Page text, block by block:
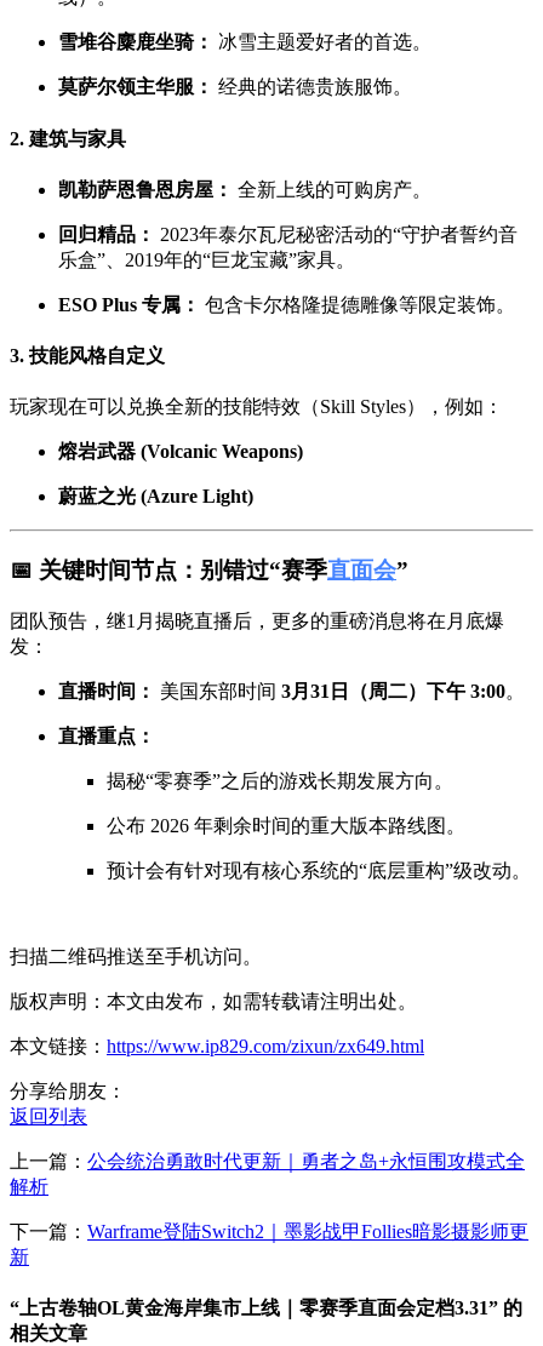
雪堆谷麋鹿坐骑： 冰雪主题爱好者的首选。
莫萨尔领主华服： 经典的诺德贵族服饰。
2. 建筑与家具
凯勒萨恩鲁恩房屋： 全新上线的可购房产。
回归精品：
2023年泰尔瓦尼秘密活动的“守护者誓约音
乐盒”、2019年的“巨龙宝藏”家具。
ESO Plus 专属： 包含卡尔格隆提德雕像等限定装饰。
3. 技能风格自定义
玩家现在可以兑换全新的技能特效（Skill Styles），例如：
熔岩武器 (Volcanic Weapons)
蔚蓝之光 (Azure Light)
📅 关键时间节点：别错过“赛季直面会”
团队预告，继1月揭晓直播后，更多的重磅消息将在月底爆
发：
直播时间： 美国东部时间 3月31日（周二）下午 3:00。
直播重点：
揭秘“零赛季”之后的游戏长期发展方向。
公布 2026 年剩余时间的重大版本路线图。
预计会有针对现有核心系统的“底层重构”级改动。
扫描二维码推送至手机访问。
版权声明：本文由发布，如需转载请注明出处。
本文链接： https://www.ip829.com/zixun/zx649.html
分享给朋友：
返回列表
上一篇： 公会统治勇敢时代更新｜勇者之岛+永恒围攻模式全
解析
下一篇： Warframe登陆Switch2｜墨影战甲Follies暗影摄影师更
新
“上古卷轴OL黄金海岸集市上线｜零赛季直面会定档3.31” 的
相关文章